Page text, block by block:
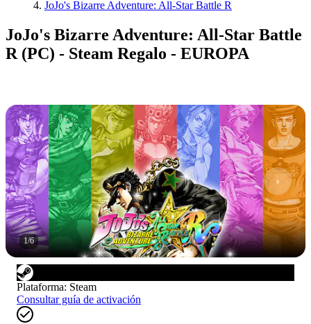
JoJo's Bizarre Adventure: All-Star Battle R
JoJo's Bizarre Adventure: All-Star Battle
R (PC) - Steam Regalo - EUROPA
1/6
Plataforma: Steam
Consultar guía de activación